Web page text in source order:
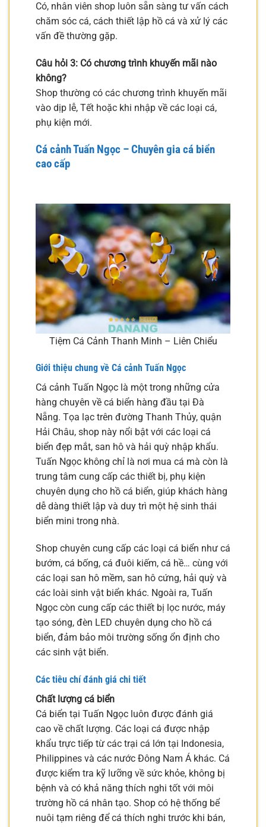
Có, nhân viên shop luôn sẵn sàng tư vấn cách
chăm sóc cá, cách thiết lập hồ cá và xử lý các
vấn đề thường gặp.
Câu hỏi 3: Có chương trình khuyến mãi nào
không?
Shop thường có các chương trình khuyến mãi
vào dịp lễ, Tết hoặc khi nhập về các loại cá,
phụ kiện mới.
Cá cảnh Tuấn Ngọc – Chuyên gia cá biển
cao cấp
Tiệm Cá Cảnh Thanh Minh – Liên Chiểu
Giới thiệu chung về Cá cảnh Tuấn Ngọc
Cá cảnh Tuấn Ngọc là một trong những cửa
hàng chuyên về cá biển hàng đầu tại Đà
Nẵng. Tọa lạc trên đường Thanh Thủy, quận
Hải Châu, shop này nổi bật với các loại cá
biển đẹp mắt, san hô và hải quỳ nhập khẩu.
Tuấn Ngọc không chỉ là nơi mua cá mà còn là
trung tâm cung cấp các thiết bị, phụ kiện
chuyên dụng cho hồ cá biển, giúp khách hàng
dễ dàng thiết lập và duy trì một hệ sinh thái
biển mini trong nhà.
Shop chuyên cung cấp các loại cá biển như cá
bướm, cá bống, cá đuôi kiếm, cá hề… cùng với
các loại san hô mềm, san hô cứng, hải quỳ và
các loài sinh vật biển khác. Ngoài ra, Tuấn
Ngọc còn cung cấp các thiết bị lọc nước, máy
tạo sóng, đèn LED chuyên dụng cho hồ cá
biển, đảm bảo môi trường sống ổn định cho
các sinh vật biển.
Các tiêu chí đánh giá chi tiết
Chất lượng cá biển
Cá biển tại Tuấn Ngọc luôn được đánh giá
cao về chất lượng. Các loại cá được nhập
khẩu trực tiếp từ các trại cá lớn tại Indonesia,
Philippines và các nước Đông Nam Á khác. Cá
được kiểm tra kỹ lưỡng về sức khỏe, không bị
bệnh và có khả năng thích nghi tốt với môi
trường hồ cá nhân tạo. Shop có hệ thống bể
nuôi tạm riêng để cá thích nghi trước khi bán,